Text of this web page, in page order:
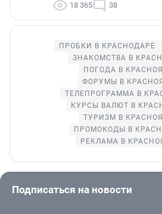
18 365 38
ПРОБКИ В КРАСНОДАРЕ
ЗНАКОМСТВА В
ПОГОДА В
ФОРУМЫ В
ТЕЛЕПРОГРАММА В
КУРСЫ ВАЛЮТ В
ТУРИЗМ В
ПРОМОКОДЫ В
РЕКЛАМА В
Подписаться на новости